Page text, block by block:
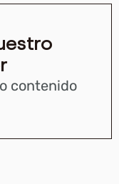
contenido